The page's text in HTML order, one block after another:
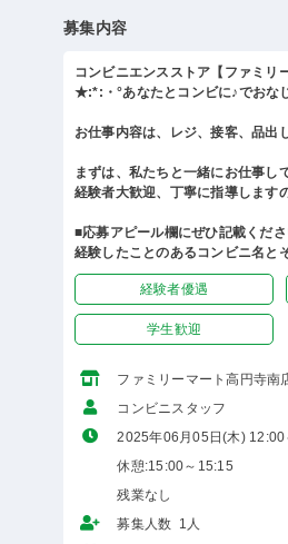
募集内容
コンビニエンスストア【ファミリ
★:*:・°あなたとコンビに♪でおな
お仕事内容は、レジ、接客、品出
まずは、私たちと一緒にお仕事し
経験者大歓迎、丁寧に指導します
■応募アピール欄にぜひ記載くだ
経験したことのあるコンビニ名と
経験者優遇
学生歓迎
ファミリーマート高円寺南
コンビニスタッフ
2025年06月05日(木) 12:00
休憩:15:00～15:15
残業なし
募集人数 1人